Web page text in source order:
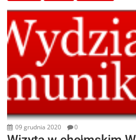
09 grudnia 2020 0